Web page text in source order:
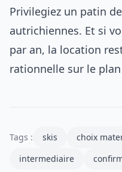
Privilegiez un patin
autrichiennes. Et si
par an, la location
rationnelle sur le
Tags : skis choix
intermediaire